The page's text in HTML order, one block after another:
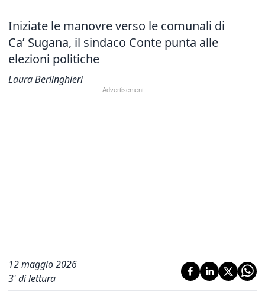
Iniziate le manovre verso le comunali di
Ca’ Sugana, il sindaco Conte punta alle
elezioni politiche
Laura Berlinghieri
12 maggio 2026
3' di lettura